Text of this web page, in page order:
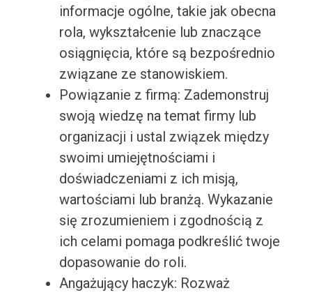
informacje ogólne, takie jak obecna
rola, wykształcenie lub znaczące
osiągnięcia, które są bezpośrednio
związane ze stanowiskiem.
Powiązanie z firmą: Zademonstruj
swoją wiedzę na temat firmy lub
organizacji i ustal związek między
swoimi umiejętnościami i
doświadczeniami z ich misją,
wartościami lub branżą. Wykazanie
się zrozumieniem i zgodnością z
ich celami pomaga podkreślić twoje
dopasowanie do roli.
Angażujący haczyk: Rozważ